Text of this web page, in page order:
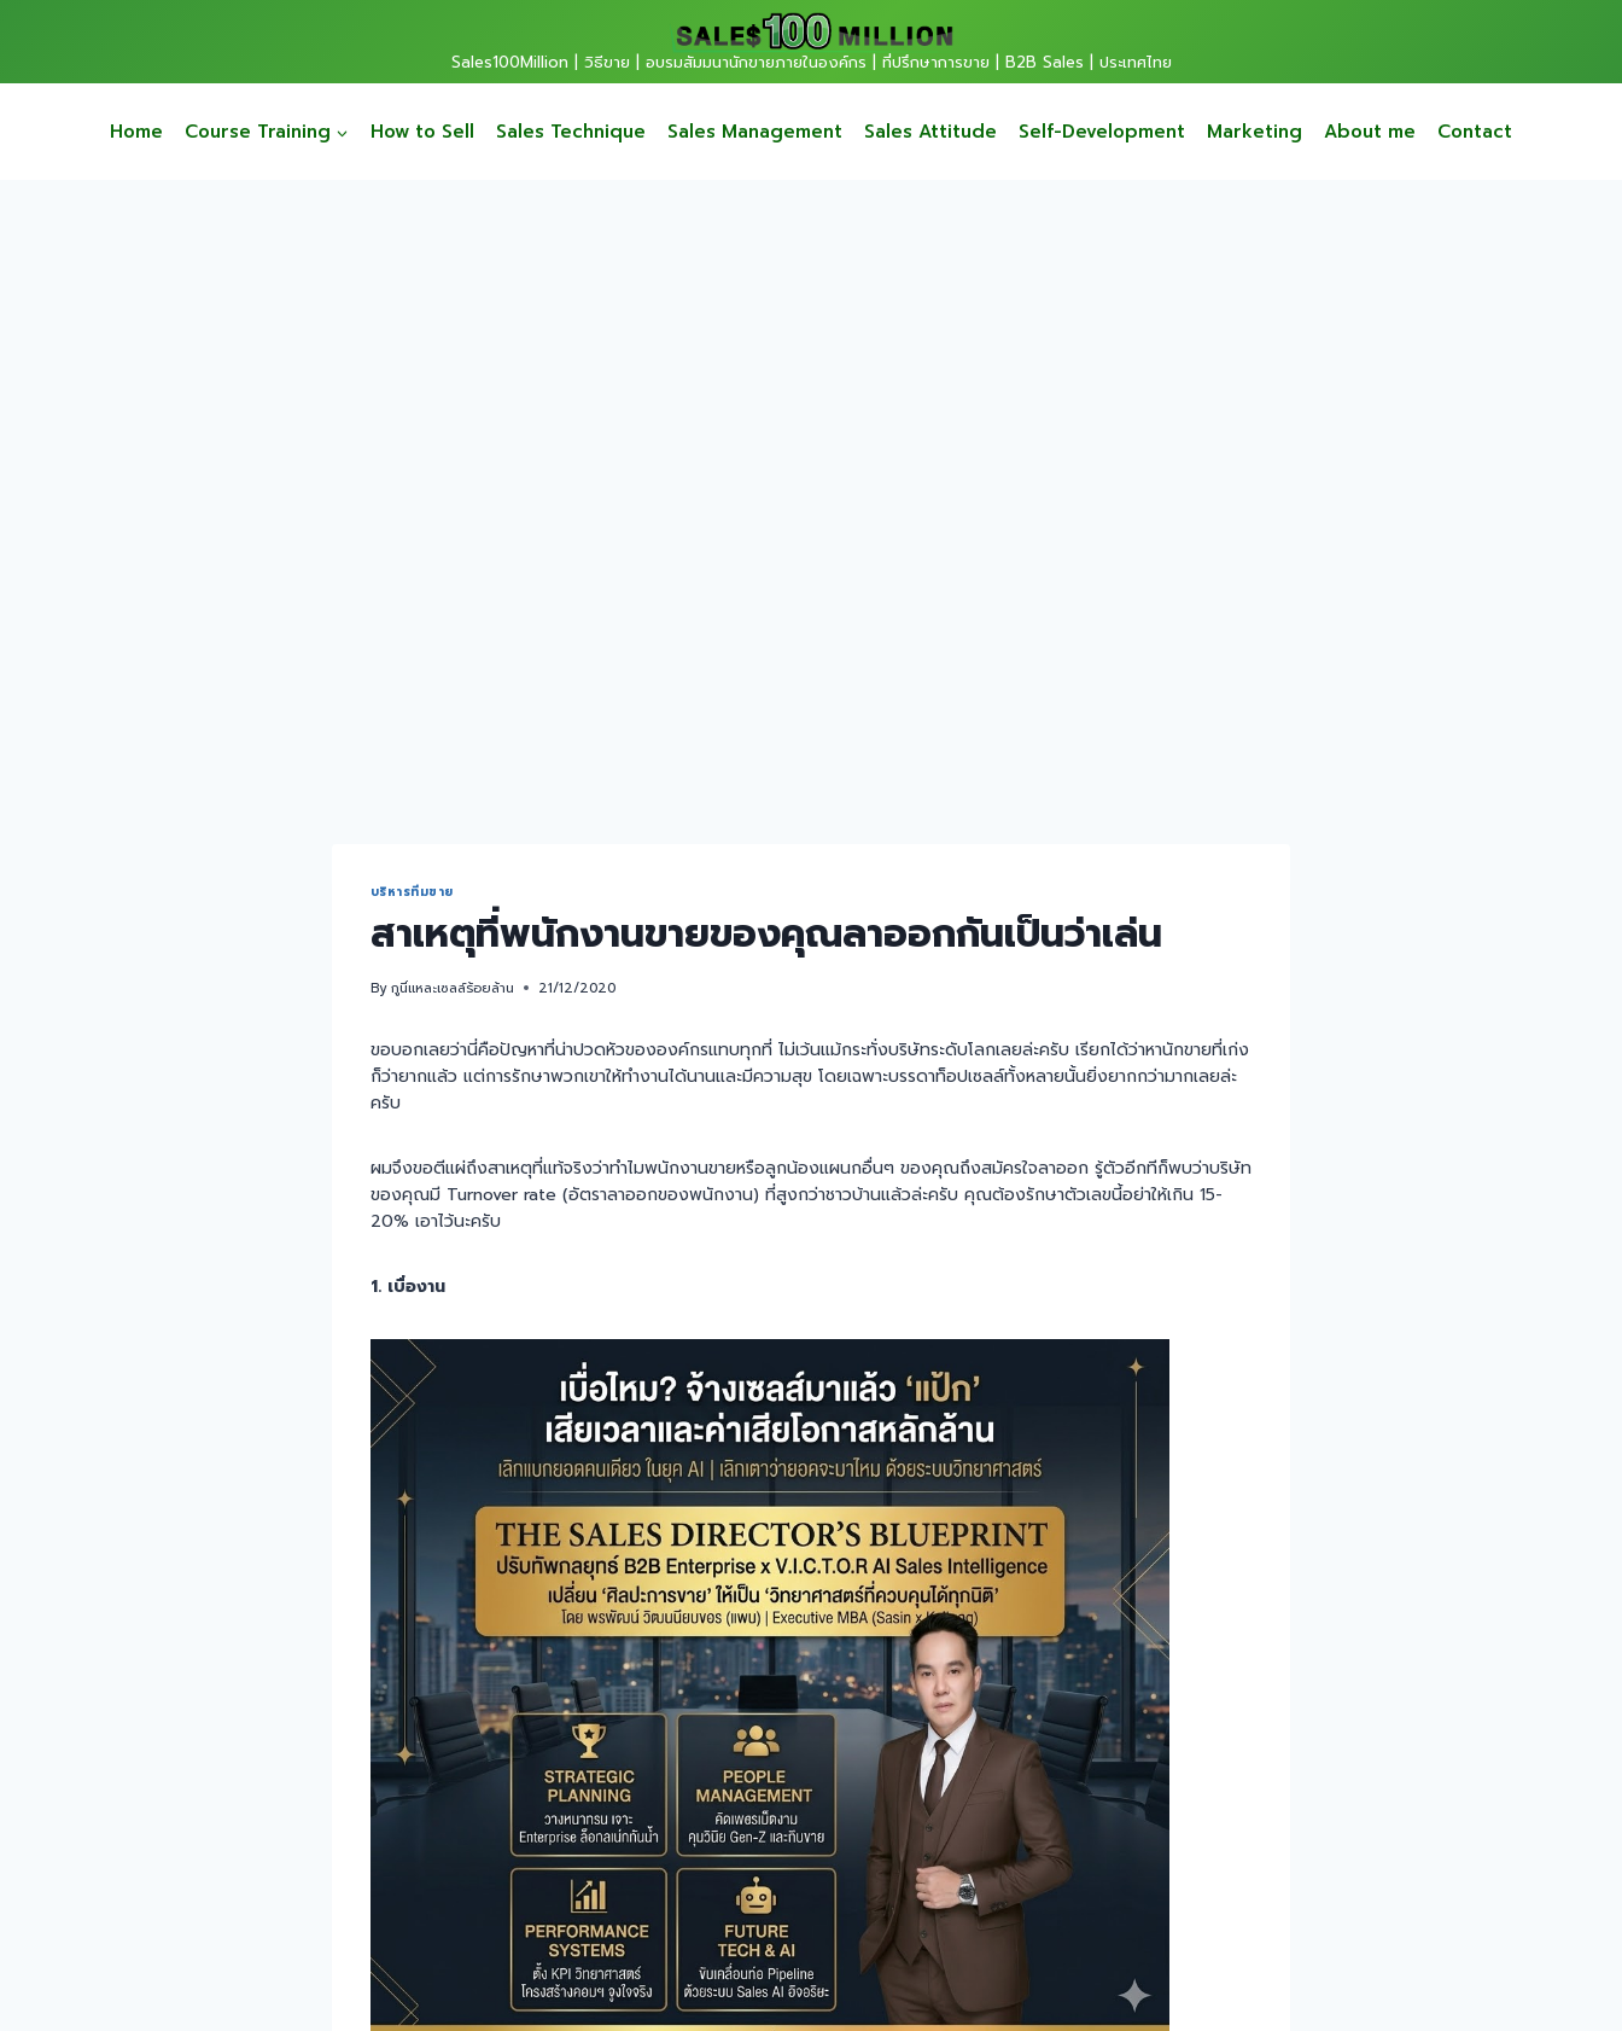
Sales100Million | วิธีขาย | อบรมสัมมนานักขายภายในองค์กร | ที่ปรึกษาการขาย | B2B Sales | ประเทศไทย
Home Course Training How to Sell Sales Technique Sales Management Sales Attitude Self-Development Marketing About me Contact
บริหารทีมขาย
สาเหตุที่พนักงานขายของคุณลาออกกันเป็นว่าเล่น
Byกูนี่แหละเซลล์ร้อยล้าน 21/12/2020
ขอบอกเลยว่านี่คือปัญหาที่น่าปวดหัวขององค์กรแทบทุกที่ ไม่เว้นแม้กระทั่งบริษัทระดับโลกเลยล่ะครับ เรียกได้ว่าหานักขายที่เก่ง
ก็ว่ายากแล้ว แต่การรักษาพวกเขาให้ทำงานได้นานและมีความสุข โดยเฉพาะบรรดาท็อปเซลล์ทั้งหลายนั้นยิ่งยากกว่ามากเลยล่ะ
ครับ
ผมจึงขอตีแผ่ถึงสาเหตุที่แท้จริงว่าทำไมพนักงานขายหรือลูกน้องแผนกอื่นๆ ของคุณถึงสมัครใจลาออก รู้ตัวอีกทีก็พบว่าบริษัท
ของคุณมี Turnover rate (อัตราลาออกของพนักงาน) ที่สูงกว่าชาวบ้านแล้วล่ะครับ คุณต้องรักษาตัวเลขนี้อย่าให้เกิน 15-
20% เอาไว้นะครับ
1. เบื่องาน